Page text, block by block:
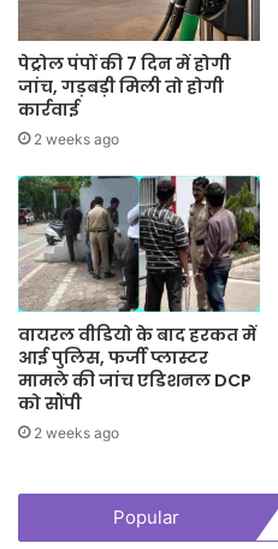
पेट्रोल पंपों की 7 दिन में होगी
जांच, गड़बड़ी मिली तो होगी
कार्रवाई
2 weeks ago
वायरल वीडियो के बाद हरकत में
आई पुलिस, फर्जी प्लास्टर
मामले की जांच एडिशनल DCP
को सौंपी
2 weeks ago
Popular